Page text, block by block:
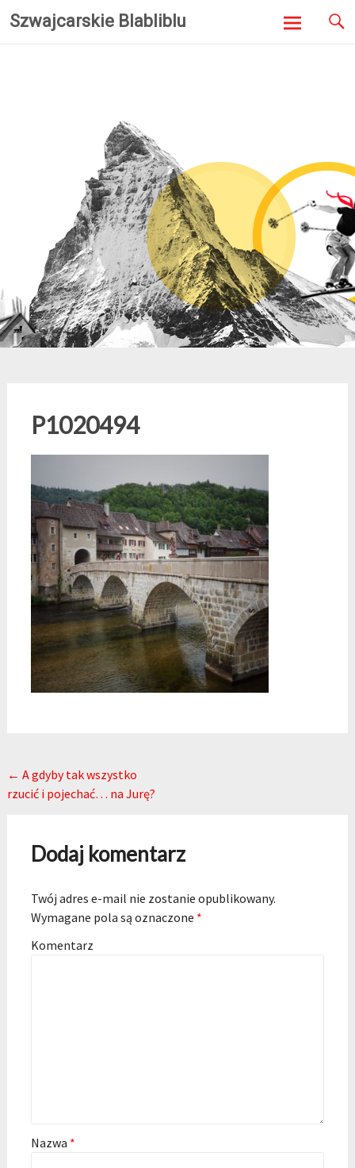
Szwajcarskie Blabliblu
P1020494
Post navigation
← A gdyby tak wszystko
rzucić i pojechać… na Jurę?
Dodaj komentarz
Twój adres e-mail nie zostanie opublikowany.
Wymagane pola są oznaczone *
Komentarz
Nazwa *